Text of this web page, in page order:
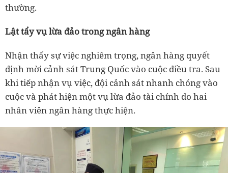
thường.
Lật tẩy vụ lừa đảo trong ngân hàng
Nhận thấy sự việc nghiêm trọng, ngân hàng quyết
định mời cảnh sát Trung Quốc vào cuộc điều tra. Sau
khi tiếp nhận vụ việc, đội cảnh sát nhanh chóng vào
cuộc và phát hiện một vụ lừa đảo tài chính do hai
nhân viên ngân hàng thực hiện.